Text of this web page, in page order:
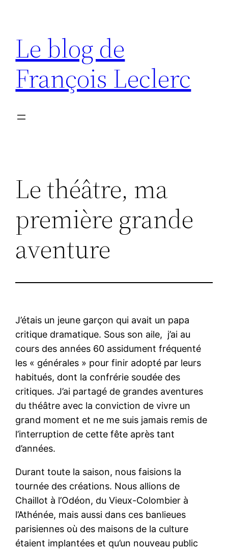
contenu
Le blog de
François Leclerc
Le théâtre, ma
première grande
aventure
J’étais un jeune garçon qui avait un papa
critique dramatique. Sous son aile, j’ai au
cours des années 60 assidument fréquenté
les « générales » pour finir adopté par leurs
habitués, dont la confrérie soudée des
critiques. J’ai partagé de grandes aventures
du théâtre avec la conviction de vivre un
grand moment et ne me suis jamais remis de
l’interruption de cette fête après tant
d’années.
Durant toute la saison, nous faisions la
tournée des créations. Nous allions de
Chaillot à l’Odéon, du Vieux-Colombier à
l’Athénée, mais aussi dans ces banlieues
parisiennes où des maisons de la culture
étaient implantées et qu’un nouveau public